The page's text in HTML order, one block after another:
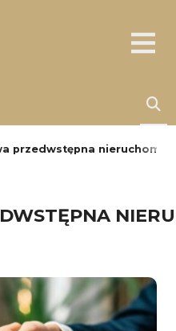
przedwstępna